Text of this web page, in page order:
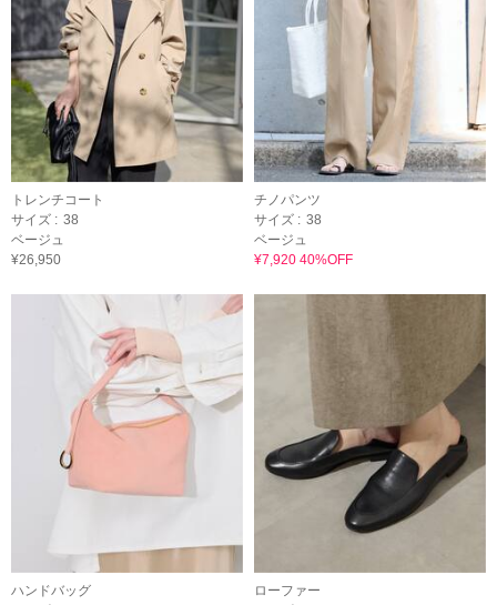
トレンチコート
サイズ : 38
ベージュ
¥26,950
チノパンツ
サイズ : 38
ベージュ
¥7,920 40%OFF
ハンドバッグ
ローファー